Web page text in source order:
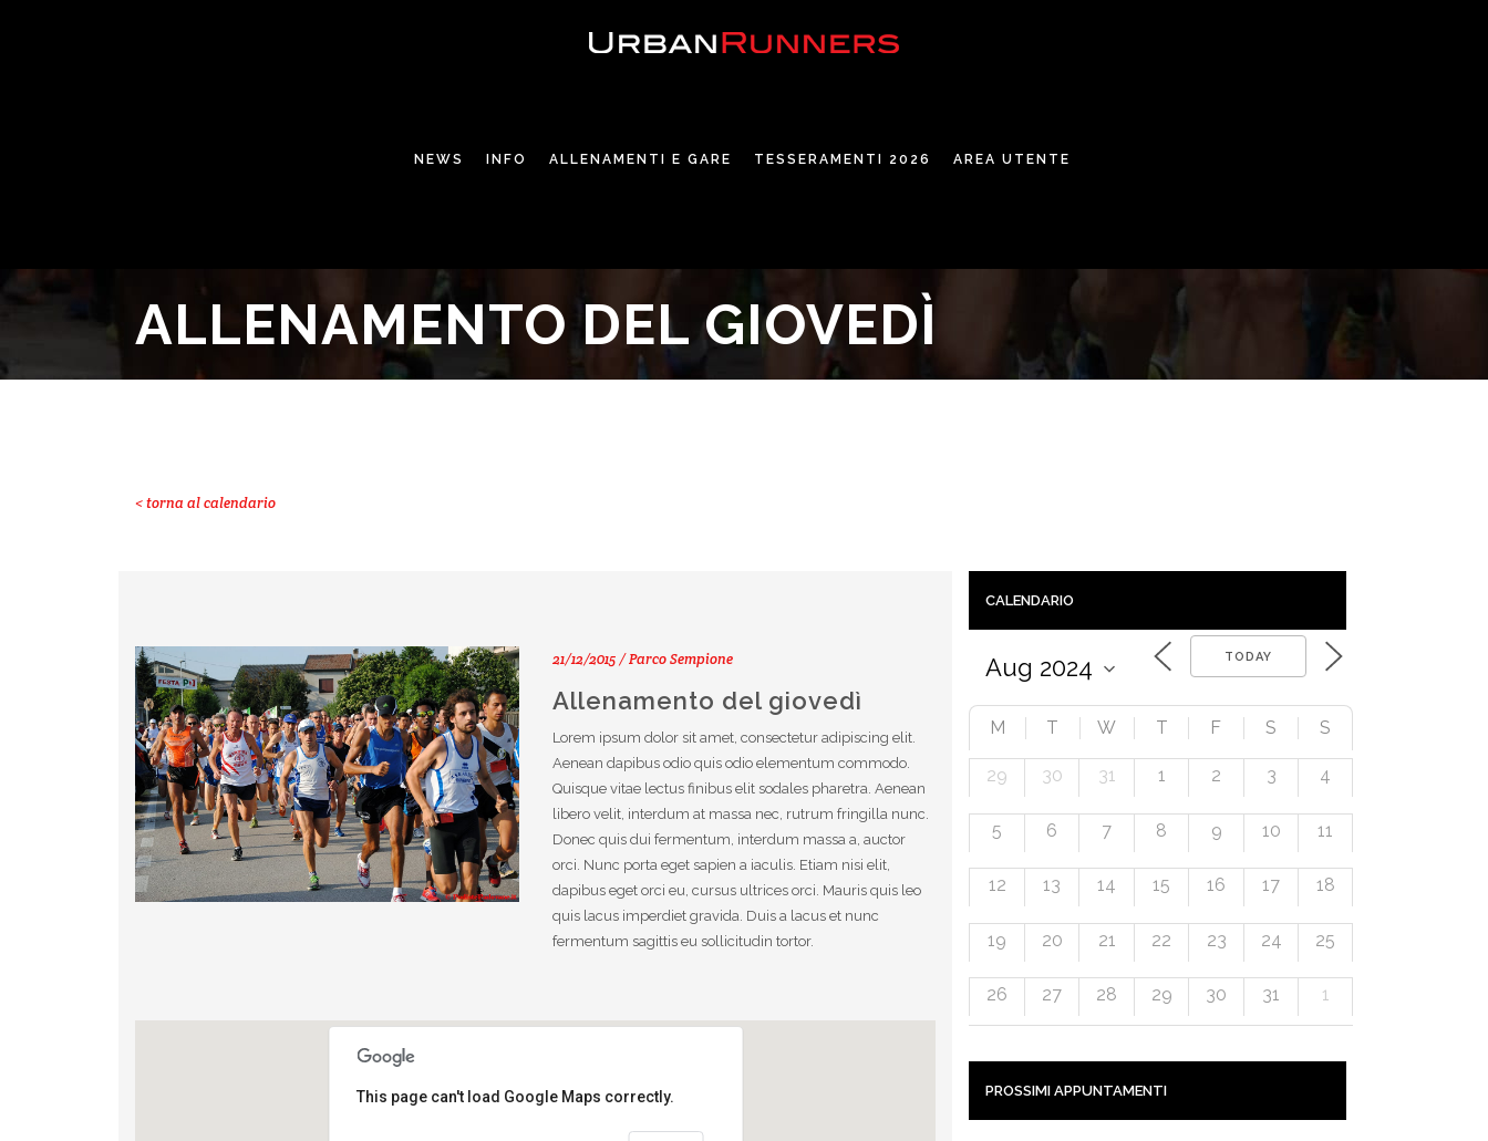
NEWS INFO ALLENAMENTI E GARE TESSERAMENTI 2026 AREA UTENTE
ALLENAMENTO DEL GIOVEDÌ
< torna al calendario
21/12/2015 / Parco Sempione
Allenamento del giovedì
Lorem ipsum dolor sit amet, consectetur adipiscing elit.
Aenean dapibus odio quis odio elementum commodo.
Quisque vitae lectus finibus elit sodales pharetra. Aenean
libero velit, interdum at massa nec, rutrum fringilla nunc.
Donec quis dui fermentum, interdum massa a, auctor
orci. Nunc porta eget sapien a iaculis. Etiam nisi elit,
dapibus eget orci eu, cursus ultrices orci. Mauris quis leo
quis lacus imperdiet gravida. Duis a lacus et nunc
fermentum sagittis eu sollicitudin tortor.
This page can't load Google Maps correctly.
CALENDARIO
TODAY
M T W T F S S
29 30 31 1 2 3 4
5 6 7 8 9 10 11
12 13 14 15 16 17 18
19 20 21 22 23 24 25
26 27 28 29 30 31 1
PROSSIMI APPUNTAMENTI